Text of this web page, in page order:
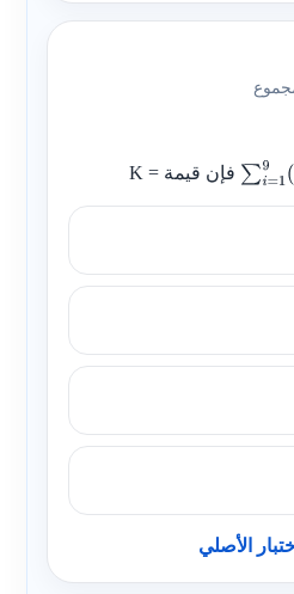
∑i=19 فإن قيمة K =
الأصلي